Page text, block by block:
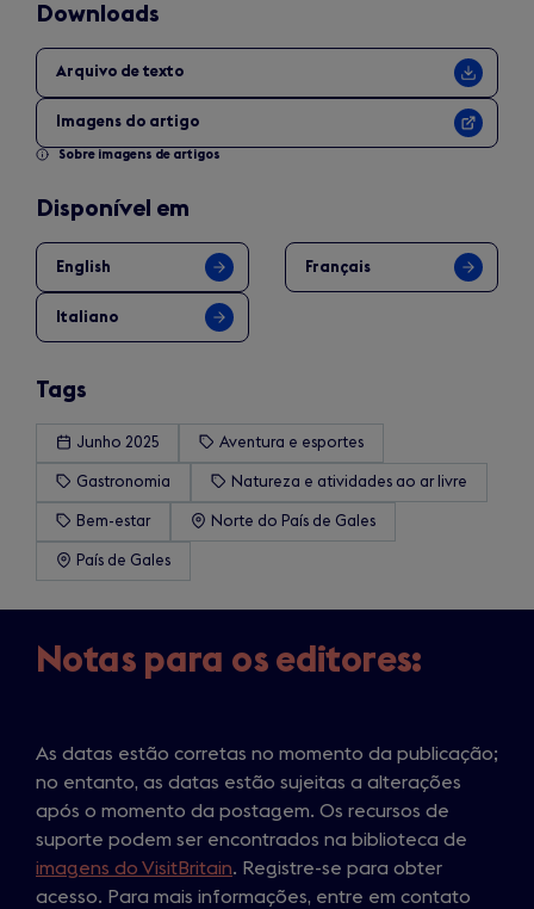
Downloads
Arquivo de texto
Imagens do artigo
Sobre imagens de artigos
Disponível em
English Français
Italiano
Tags
Junho 2025 Aventura e esportes
Gastronomia Natureza e atividades ao ar livre
Bem-estar Norte do País de Gales
País de Gales
Notas para os editores:
As datas estão corretas no momento da publicação;
no entanto, as datas estão sujeitas a alterações
após o momento da postagem. Os recursos de
suporte podem ser encontrados na biblioteca de
imagens do VisitBritain. Registre-se para obter
acesso. Para mais informações, entre em contato